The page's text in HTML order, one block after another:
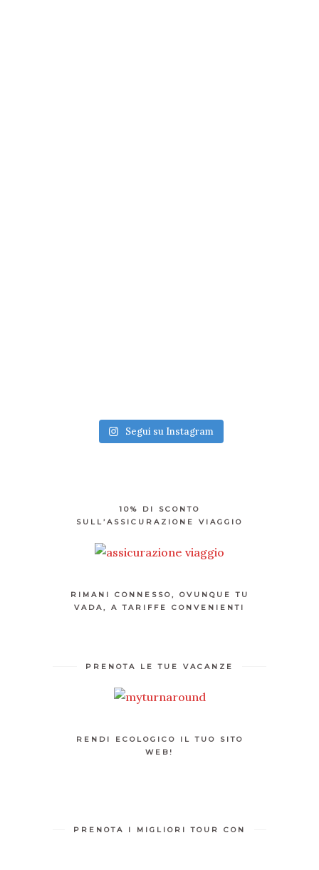
Segui su Instagram
10% DI SCONTO
SULL’ASSICURAZIONE VIAGGIO
RIMANI CONNESSO, OVUNQUE TU
VADA, A TARIFFE CONVENIENTI
PRENOTA LE TUE VACANZE
RENDI ECOLOGICO IL TUO SITO
WEB!
PRENOTA I MIGLIORI TOUR CON